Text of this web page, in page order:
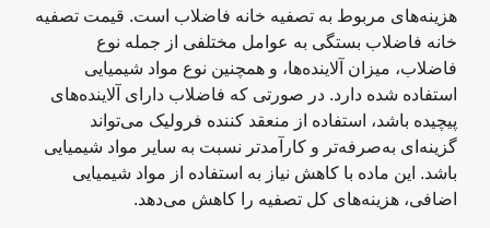
هزینه‌های مربوط به تصفیه خانه فاضلاب است. قیمت تصفیه
خانه فاضلاب بستگی به عوامل مختلفی از جمله نوع
فاضلاب، میزان آلاینده‌ها، و همچنین نوع مواد شیمیایی
استفاده شده دارد. در صورتی که فاضلاب دارای آلاینده‌های
پیچیده باشد، استفاده از منعقد کننده فرولیک می‌تواند
گزینه‌ای به‌صرفه‌تر و کارآمدتر نسبت به سایر مواد شیمیایی
باشد. این ماده با کاهش نیاز به استفاده از مواد شیمیایی
اضافی، هزینه‌های کل تصفیه را کاهش می‌دهد.